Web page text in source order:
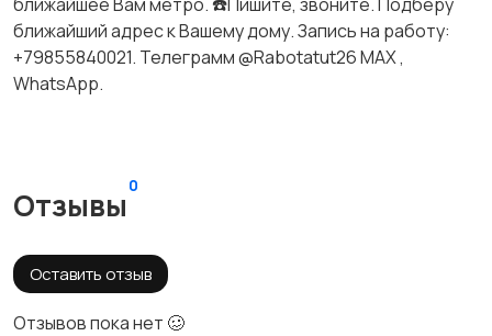
ближайший адрес к Вашему дому. Запись на работу:
+79855840021. Телеграмм @Rabotatut26 МАХ ,
WhatsApp.
Отзывы
0
Оставить отзыв
Отзывов пока нет 🥴